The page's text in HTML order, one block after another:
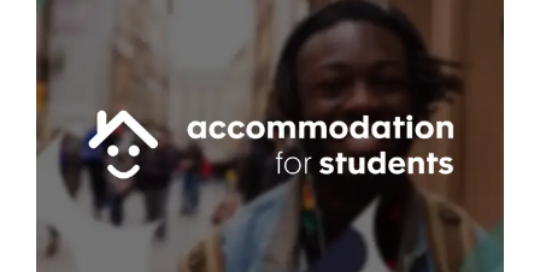
AFS
PPC SEO·SMM· SOCIAL